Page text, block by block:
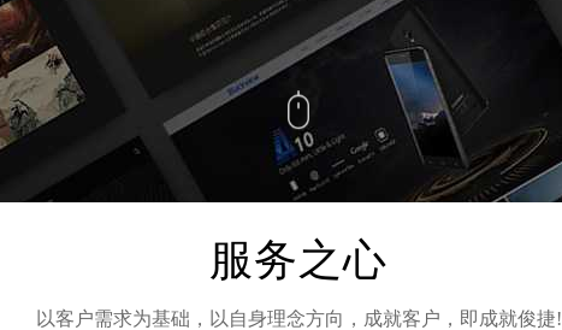
服务之心
以客户需求为基础，以自身理念方向，成就客户，即成就俊捷!